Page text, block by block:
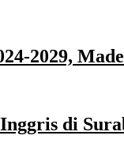
2029,
di